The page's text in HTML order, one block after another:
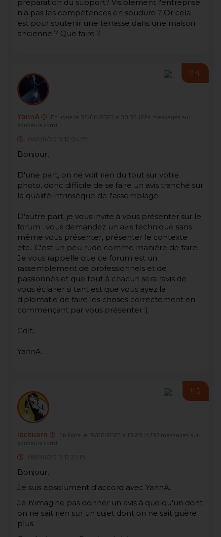
préparation du support? Visiblement l'entreprise
n'a pas les compétences en soudure ? Or cela
est pour soutenir une terrasse dans une maison
ancienne ? Que faire ?
#4
YannA En ligne le 05/06/2023 à 08:35
(224 messages sur
soudeurs.com)
06/08/2019 12:04:57
Bonjour,
D'une part, on ne voit rien du tout sur votre
photo, donc difficile de se faire un avis tranché sur
la qualité intrinsèque de l'assemblage.
D'autre part, je vous invite à vous présenter sur le
forum : vous demandez un avis technique sans
même vous présenter, présenter le contexte
etc.. C'est un peu rude comme manière de faire.
Je vous rappelle que ce forum est un
rassemblement de professionnels et de
passionnés et que tout à chacun sera ravis de
vous éclairer si tant est que vous ayez la
diplomatie de faire les choses correctement en
commençant par vous présenter :).
Cdlt,
YannA.
#5
locouarn En ligne le 19/06/2025 à 10:28
(4797 messages sur
soudeurs.com)
06/08/2019 12:22:15
Bonjour,
Je suis absolument d'accord avec YannA.
Je n'imagine pas donner un avis à quelqu'un dont
on ne sait rien sur un sujet dont on ne sait guère
plus.